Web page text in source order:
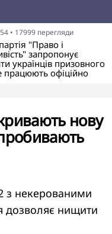
• 17999 перегляди
"Право і
запропонує
українців призовного
працюють офіційно
нову
з некерованими
дозволяє нищити